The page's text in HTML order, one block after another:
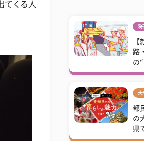
てくる人
将
【
路
の
大
都
の
県